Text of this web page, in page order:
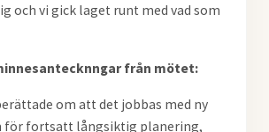
och vi gick laget runt med vad som
från mötet:
om att det jobbas med ny
för fortsatt långsiktig planering,